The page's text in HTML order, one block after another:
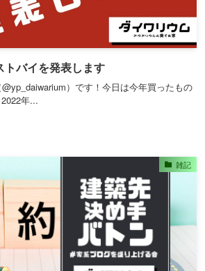
トバイを発表します
）です！今日は今年買ったもの
年...
雑記